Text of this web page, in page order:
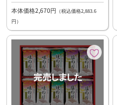
本体価格2,670円 （税込価格2,883.6
円）